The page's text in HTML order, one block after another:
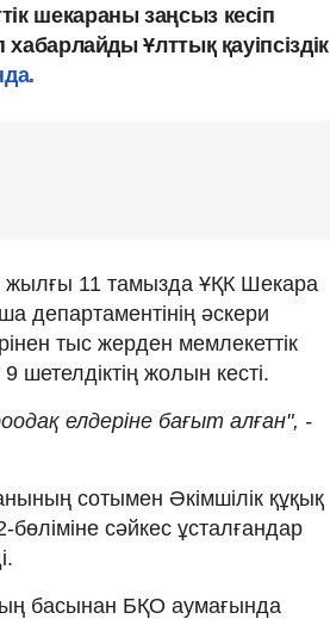
шекараны заңсыз кесіп
Ұлттық қауіпсіздік
жылғы 11 тамызда ҰҚК Шекара
департаментінің әскери
тыс жерден мемлекеттік
шетелдіктің жолын кесті.
елдеріне бағыт алған", -
сотымен Әкімшілік құқық
сәйкес ұсталғандар
басынан БҚО аумағында